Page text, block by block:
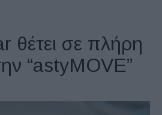
θέτει σε πλήρη
“astyMOVE”